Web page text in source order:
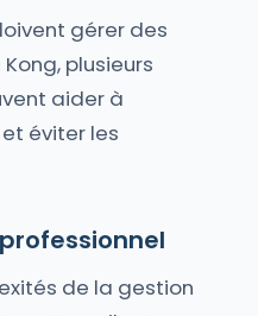
gérer des
plusieurs
aider à
éviter les
de la gestion